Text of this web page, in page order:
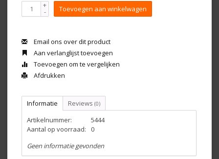
+
- Toevoegen aan winkelwagen
Email ons over dit product
Aan verlanglijst toevoegen
Toevoegen om te vergelijken
Afdrukken
Informatie Reviews (0)
Artikelnummer:
5444
Aantal op voorraad:
0
Geen informatie gevonden